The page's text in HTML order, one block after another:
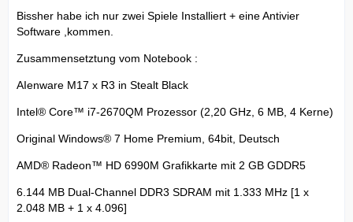
Bissher habe ich nur zwei Spiele Installiert + eine Antivier
Software ,kommen.
Zusammensetztung vom Notebook :
AIenware M17 x R3 in Stealt Black
Intel® Core™ i7-2670QM Prozessor (2,20 GHz, 6 MB, 4 Kerne)
Original Windows® 7 Home Premium, 64bit, Deutsch
AMD® Radeon™ HD 6990M Grafikkarte mit 2 GB GDDR5
6.144 MB Dual-Channel DDR3 SDRAM mit 1.333 MHz [1 x
2.048 MB + 1 x 4.096]